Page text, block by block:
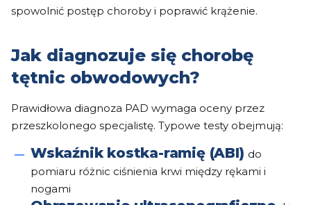
spowolnić postęp choroby i poprawić krążenie.
Jak diagnozuje się chorobę
tętnic obwodowych?
Prawidłowa diagnoza PAD wymaga oceny przez
przeszkolonego specjalistę. Typowe testy obejmują:
Wskaźnik kostka-ramię (ABI) do
pomiaru różnic ciśnienia krwi między rękami i
nogami